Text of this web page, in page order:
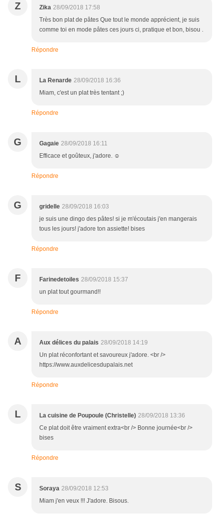
Z Zika 28/09/2018 17:58
Très bon plat de pâtes Que tout le monde apprécient, je suis
comme toi en mode pâtes ces jours ci, pratique et bon, bisou .
Répondre
L La Renarde 28/09/2018 16:36
Miam, c'est un plat très tentant ;)
Répondre
G Gagaie 28/09/2018 16:11
Efficace et goûteux, j'adore. ☺
Répondre
G gridelle 28/09/2018 16:03
je suis une dingo des pâtes! si je m'écoutais j'en mangerais
tous les jours! j'adore ton assiette! bises
Répondre
F Farinedetoiles 28/09/2018 15:37
un plat tout gourmand!!
Répondre
A Aux délices du palais 28/09/2018 14:19
Un plat réconfortant et savoureux j'adore. <br />
https://www.auxdelicesdupalais.net
Répondre
L La cuisine de Poupoule (Christelle) 28/09/2018 13:36
Ce plat doit être vraiment extra<br /> Bonne journée<br />
bises
Répondre
S Soraya 28/09/2018 12:53
Miam j'en veux !!! J'adore. Bisous.